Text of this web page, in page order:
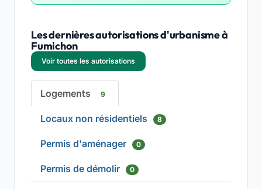
Les dernières autorisations d'urbanisme à
Fumichon
Voir toutes les autorisations
Logements 9
Locaux non résidentiels 8
Permis d'aménager 0
Permis de démolir 0